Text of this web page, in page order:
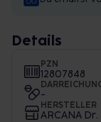
Details
PZN
12807848
-
HERSTELLER
ARCANA